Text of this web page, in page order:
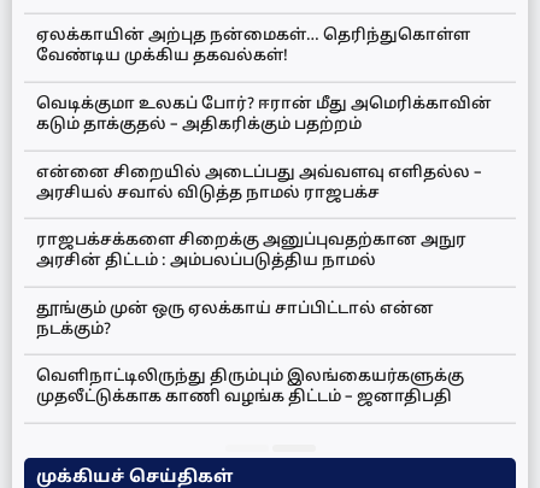
ஏலக்காயின் அற்புத நன்மைகள்… தெரிந்துகொள்ள
வேண்டிய முக்கிய தகவல்கள்!
வெடிக்குமா உலகப் போர்? ஈரான் மீது அமெரிக்காவின்
கடும் தாக்குதல் – அதிகரிக்கும் பதற்றம்
என்னை சிறையில் அடைப்பது அவ்வளவு எளிதல்ல –
அரசியல் சவால் விடுத்த நாமல் ராஜபக்ச
ராஜபக்சக்களை சிறைக்கு அனுப்புவதற்கான அநுர
அரசின் திட்டம் : அம்பலப்படுத்திய நாமல்
தூங்கும் முன் ஒரு ஏலக்காய் சாப்பிட்டால் என்ன
நடக்கும்?
வெளிநாட்டிலிருந்து திரும்பும் இலங்கையர்களுக்கு
முதலீட்டுக்காக காணி வழங்க திட்டம் – ஜனாதிபதி
முக்கியச் செய்திகள்